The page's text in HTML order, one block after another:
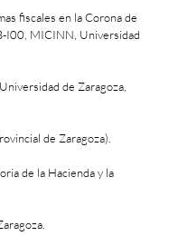
fiscales en la Corona de
I00, MICINN, Universidad
de Zaragoza,
de Zaragoza).
de la Hacienda y la